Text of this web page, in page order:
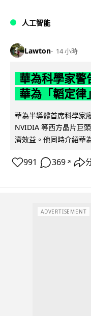
人工智能
Lawton 14 小時
華為科學家警
華為「韜定律
華為半導體首席科學家
NVIDIA 等西方晶片巨
濟效益。他同時介紹華
991 369 ↗
ADVERTISEMENT